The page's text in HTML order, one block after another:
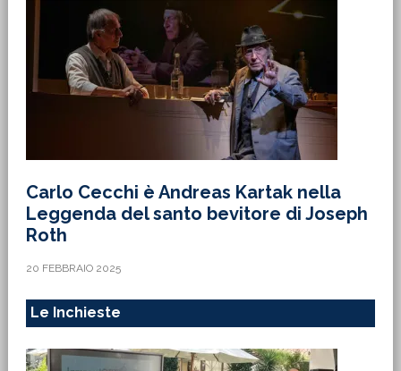
Carlo Cecchi è Andreas Kartak nella
Leggenda del santo bevitore di Joseph
Roth
20 FEBBRAIO 2025
Le Inchieste